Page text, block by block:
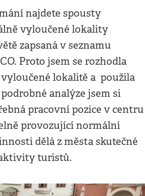
najdete spousty
vyloučené lokality
zapsaná v seznamu
Proto jsem se rozhodla
lokalitě a použila
analýze jsem si
pracovní pozice v centru
provozující normální
dělá z města skutečné
turistů.